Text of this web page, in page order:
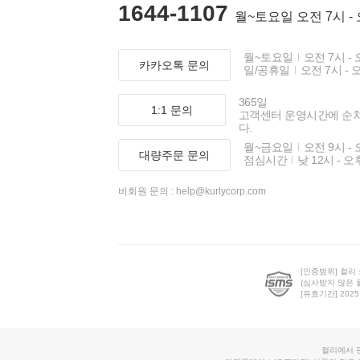
1644-1107 월~토요일 오전 7시 -
카카오톡 문의
월~토요일
오전 7시 -
일/공휴일
오전 7시 -
1:1 문의
365일
고객센터 운영시간에 순
다.
대량주문 문의
월~금요일
오전 9시 -
점심시간
낮 12시 - 오
비회원 문의 : help@kurlycorp.com
[인증범위] 컬리
(심사받지 않은
[유효기간]
컬리에서